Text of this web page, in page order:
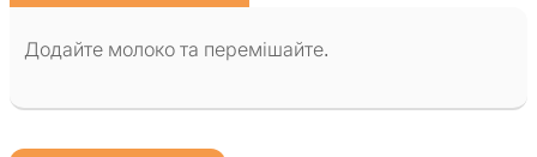
Додайте молоко та перемішайте.